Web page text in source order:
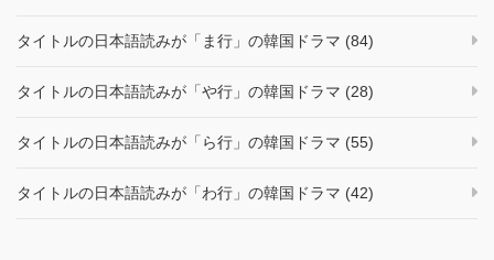
タイトルの日本語読みが「ま行」の韓国ドラマ (84)
タイトルの日本語読みが「や行」の韓国ドラマ (28)
タイトルの日本語読みが「ら行」の韓国ドラマ (55)
タイトルの日本語読みが「わ行」の韓国ドラマ (42)